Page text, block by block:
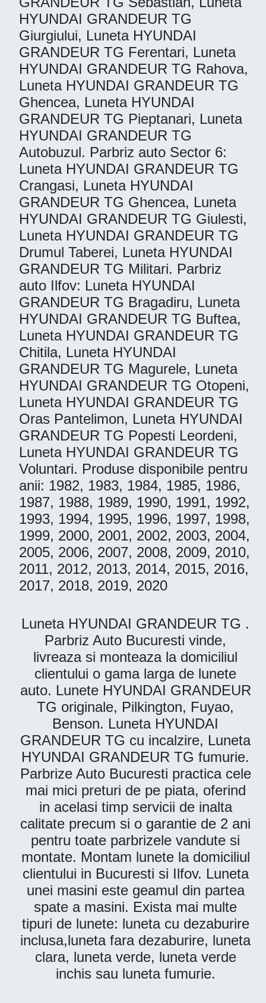
HYUNDAI GRANDEUR TG
Giurgiului, Luneta HYUNDAI
GRANDEUR TG Ferentari, Luneta
HYUNDAI GRANDEUR TG Rahova,
Luneta HYUNDAI GRANDEUR TG
Ghencea, Luneta HYUNDAI
GRANDEUR TG Pieptanari, Luneta
HYUNDAI GRANDEUR TG
Autobuzul. Parbriz auto Sector 6:
Luneta HYUNDAI GRANDEUR TG
Crangasi, Luneta HYUNDAI
GRANDEUR TG Ghencea, Luneta
HYUNDAI GRANDEUR TG Giulesti,
Luneta HYUNDAI GRANDEUR TG
Drumul Taberei, Luneta HYUNDAI
GRANDEUR TG Militari. Parbriz
auto Ilfov: Luneta HYUNDAI
GRANDEUR TG Bragadiru, Luneta
HYUNDAI GRANDEUR TG Buftea,
Luneta HYUNDAI GRANDEUR TG
Chitila, Luneta HYUNDAI
GRANDEUR TG Magurele, Luneta
HYUNDAI GRANDEUR TG Otopeni,
Luneta HYUNDAI GRANDEUR TG
Oras Pantelimon, Luneta HYUNDAI
GRANDEUR TG Popesti Leordeni,
Luneta HYUNDAI GRANDEUR TG
Voluntari. Produse disponibile pentru
anii: 1982, 1983, 1984, 1985, 1986,
1987, 1988, 1989, 1990, 1991, 1992,
1993, 1994, 1995, 1996, 1997, 1998,
1999, 2000, 2001, 2002, 2003, 2004,
2005, 2006, 2007, 2008, 2009, 2010,
2011, 2012, 2013, 2014, 2015, 2016,
2017, 2018, 2019, 2020
Luneta HYUNDAI GRANDEUR TG .
Parbriz Auto Bucuresti vinde,
livreaza si monteaza la domiciliul
clientului o gama larga de lunete
auto. Lunete HYUNDAI GRANDEUR
TG originale, Pilkington, Fuyao,
Benson. Luneta HYUNDAI
GRANDEUR TG cu incalzire, Luneta
HYUNDAI GRANDEUR TG fumurie.
Parbrize Auto Bucuresti practica cele
mai mici preturi de pe piata, oferind
in acelasi timp servicii de inalta
calitate precum si o garantie de 2 ani
pentru toate parbrizele vandute si
montate. Montam lunete la domiciliul
clientului in Bucuresti si Ilfov. Luneta
unei masini este geamul din partea
spate a masini. Exista mai multe
tipuri de lunete: luneta cu dezaburire
inclusa,luneta fara dezaburire, luneta
clara, luneta verde, luneta verde
inchis sau luneta fumurie.